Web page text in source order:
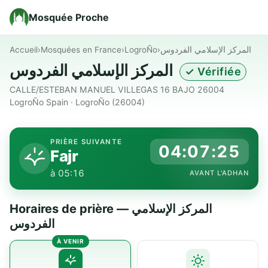
Mosquée Proche
Accueil›Mosquées en France›LogroÑo›المركز الإسلامي الفردوس
✓ Vérifiée
CALLE/ESTEBAN MANUEL VILLEGAS 16 BAJO 26004
LogroÑo Spain · LogroÑo (26004)
PRIÈRE SUIVANTE
Fajr
à 05:16
04:07:25
AVANT L'ADHAN
Horaires de prière — المركز الإسلامي
الفردوس